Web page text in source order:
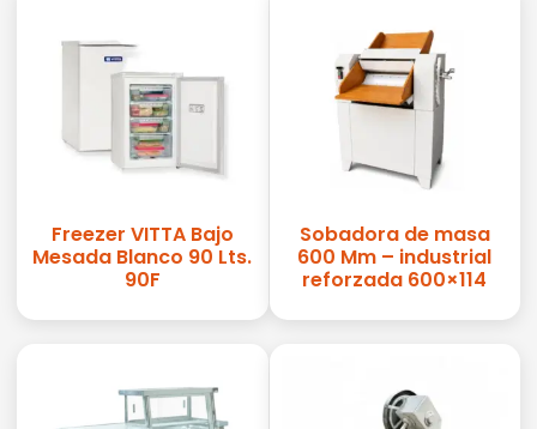
Freezer VITTA Bajo
Mesada Blanco 90 Lts.
90F
Sobadora de masa
600 Mm – industrial
reforzada 600×114